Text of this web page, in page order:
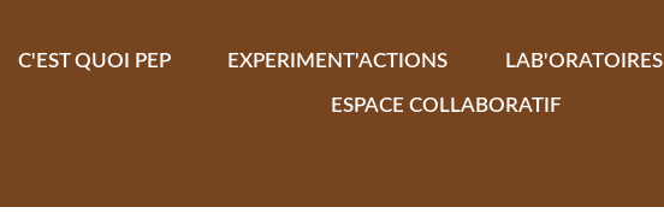
C'EST QUOI PEP
EXPERIMENT'ACTIONS LAB'ORATOIRES
ESPACE COLLABORATIF